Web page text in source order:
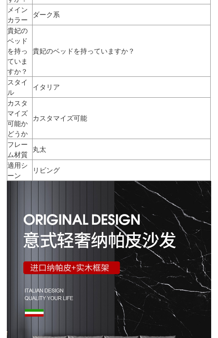
メイン
カラー
ダーク系
貴妃の
ベッド
を持っ
ていま
すか？
貴妃のベッドを持っていますか？
スタイ
ル
イタリア
カスタ
マイズ
可能か
どうか
カスタマイズ可能
フレー
ム材質
丸太
適用シ
ーン
リビング